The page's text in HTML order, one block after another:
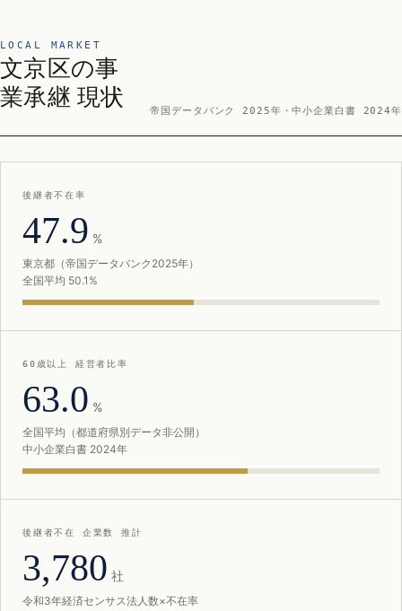
LOCAL MARKET
文京区の事
業承継 現状
帝国データバンク 2025年・中小企業白書 2024年
後継者不在率
47.9 %
東京都（帝国データバンク2025年）
全国平均 50.1%
60歳以上 経営者比率
63.0 %
全国平均（都道府県別データ非公開）
中小企業白書 2024年
後継者不在 企業数 推計
3,780 社
令和3年経済センサス法人数×不在率